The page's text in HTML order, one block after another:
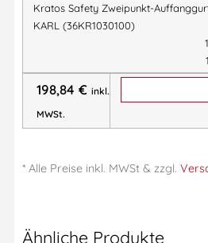
2 Auffangpunkte– dorsaler
sternale textile Auffangösen
–
Werkzeuge & Zubehör
Innen-Verstautasche
–
Nichtgebrauch verstaut
Verstellbare Gurte & Weste
Automatik-Schnallen–
Zertifiziert nach EN 361:2002
Kratos Safety Zweipunkt-
KARL (36KR1030100)
198,84 € inkl.
MWSt.
* Alle Preise inkl. MWSt & zzgl.
Ähnliche Produkte